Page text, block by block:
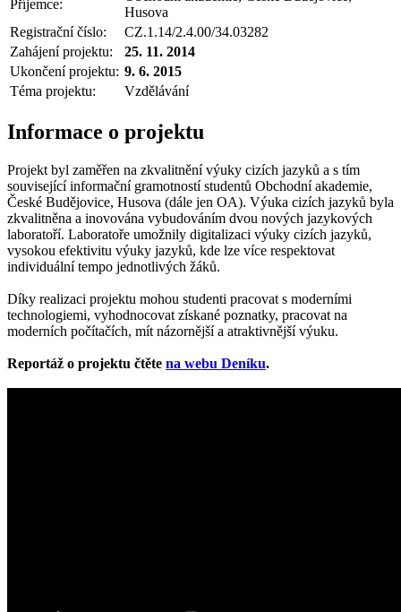
Příjemce:
Husova
Registrační číslo:
CZ.1.14/2.4.00/34.03282
Zahájení projektu:
25. 11. 2014
Ukončení projektu: 9. 6. 2015
Téma projektu:
Vzdělávání
Informace o projektu
Projekt byl zaměřen na zkvalitnění výuky cizích jazyků a s tím
související informační gramotností studentů Obchodní akademie,
České Budějovice, Husova (dále jen OA). Výuka cizích jazyků byla
zkvalitněna a inovována vybudováním dvou nových jazykových
laboratoří. Laboratoře umožnily digitalizaci výuky cizích jazyků,
vysokou efektivitu výuky jazyků, kde lze více respektovat
individuální tempo jednotlivých žáků.
Díky realizaci projektu mohou studenti pracovat s moderními
technologiemi, vyhodnocovat získané poznatky, pracovat na
moderních počítačích, mít názornější a atraktivnější výuku.
Reportáž o projektu čtěte na webu Deníku. ​